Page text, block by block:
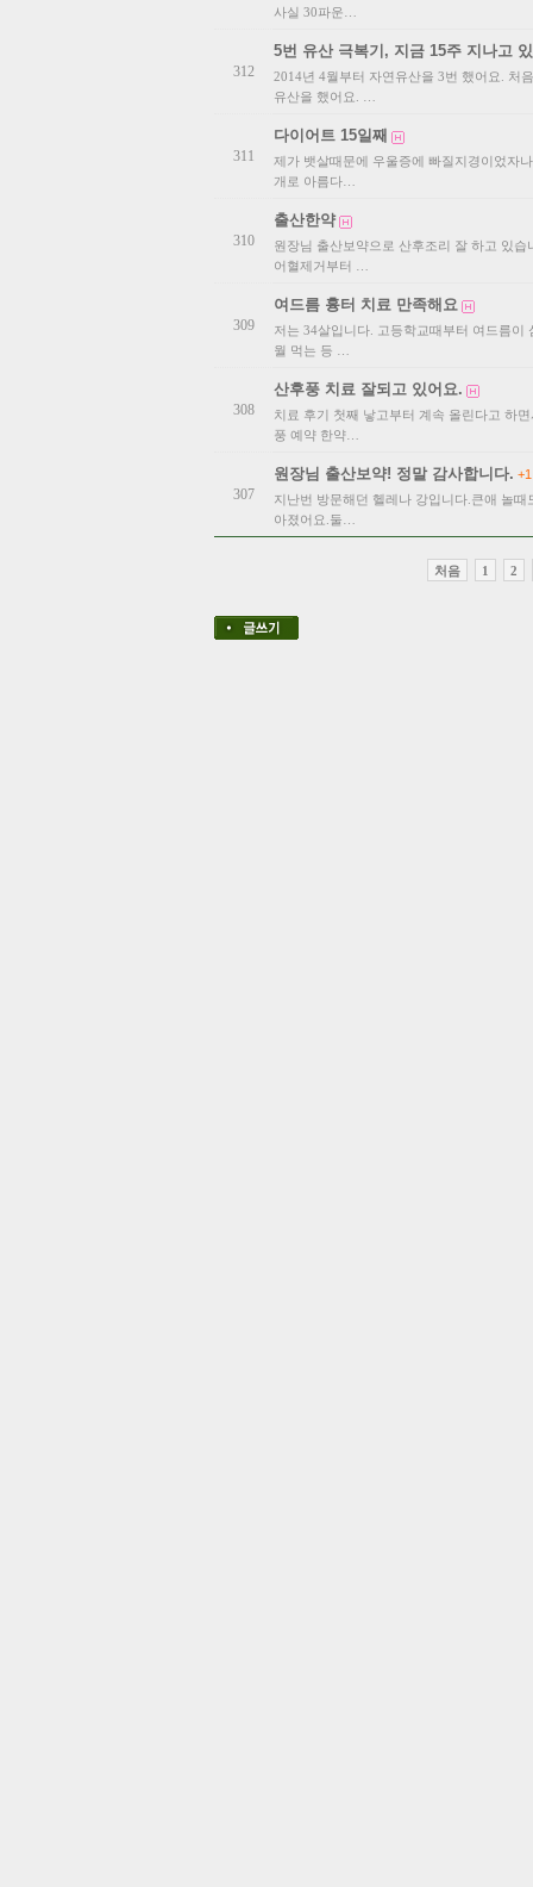
사실 30파운…
312
5번 유산 극복기, 지금 15주 지나고
2014년 4월부터 자연유산을 3번 했어요. 처
유산을 했어요. …
311
다이어트 15일째
제가 뱃살때문에 우울증에 빠질지경이었자
개로 아름다…
310
출산한약
원장님 출산보약으로 산후조리 잘 하고 있
어혈제거부터 …
309
여드름 흉터 치료 만족해요
저는 34살입니다. 고등학교때부터 여드름
월 먹는 등 …
308
산후풍 치료 잘되고 있어요.
치료 후기 첫째 낳고부터 계속 올린다고 하
풍 예약 한약…
307
원장님 출산보약! 정말 감사합니다. +1
지난번 방문해던 헬레나 강입니다.큰애 놀
아졌어요.둘…
처음 1 2